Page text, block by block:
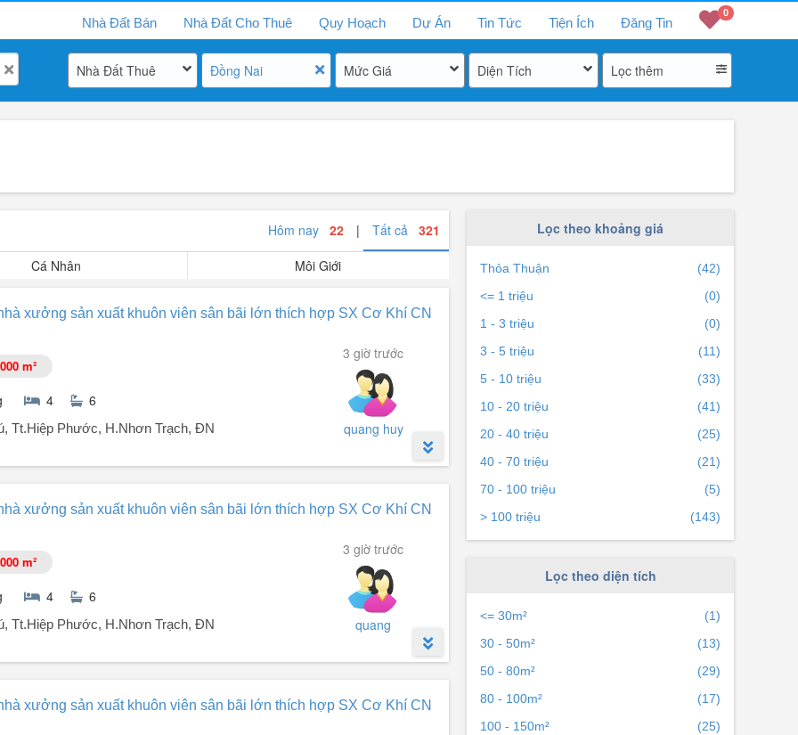
Nhà Đất Bán Nhà Đất Cho Thuê Quy Hoạch Dự Án Tin Tức Tiện Ích Đăng Tin
0
Nhà Đất Thuê Đồng Nai Mức Giá Diện Tích Lọc thêm
Hôm nay 22 | Tất cả 321
Cá Nhân Môi Giới
xưởng sản xuất khuôn viên sân bãi lớn thích hợp SX Cơ Khí CN
3 giờ trước
quang huy
m²
4 6
Tt.Hiệp Phước, H.Nhơn Trạch, ĐN
NAI
Cột Biên 9m.
tba 1000kva
xưởng sản xuất khuôn viên sân bãi lớn thích hợp SX Cơ Khí CN
3 giờ trước
quang
m²
4 6
Tt.Hiệp Phước, H.Nhơn Trạch, ĐN
NAI
xưởng sản xuất khuôn viên sân bãi lớn thích hợp SX Cơ Khí CN
Lọc theo khoảng giá
Thỏa Thuận
(42)
<= 1 triệu
(0)
1 - 3 triệu
(0)
3 - 5 triệu
(11)
5 - 10 triệu
(33)
10 - 20 triệu
(41)
20 - 40 triệu
(25)
40 - 70 triệu
(21)
70 - 100 triệu
(5)
> 100 triệu
(143)
Lọc theo diện tích
<= 30m²
(1)
30 - 50m²
(13)
50 - 80m²
(29)
80 - 100m²
(17)
100 - 150m²
(25)